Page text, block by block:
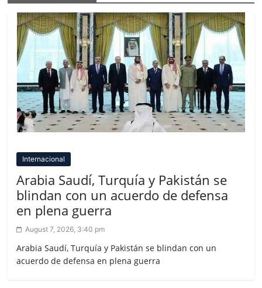
Internacional
Arabia Saudí, Turquía y Pakistán se
blindan con un acuerdo de defensa
en plena guerra
August 7, 2026, 3:40 pm
Arabia Saudí, Turquía y Pakistán se blindan con un
acuerdo de defensa en plena guerra